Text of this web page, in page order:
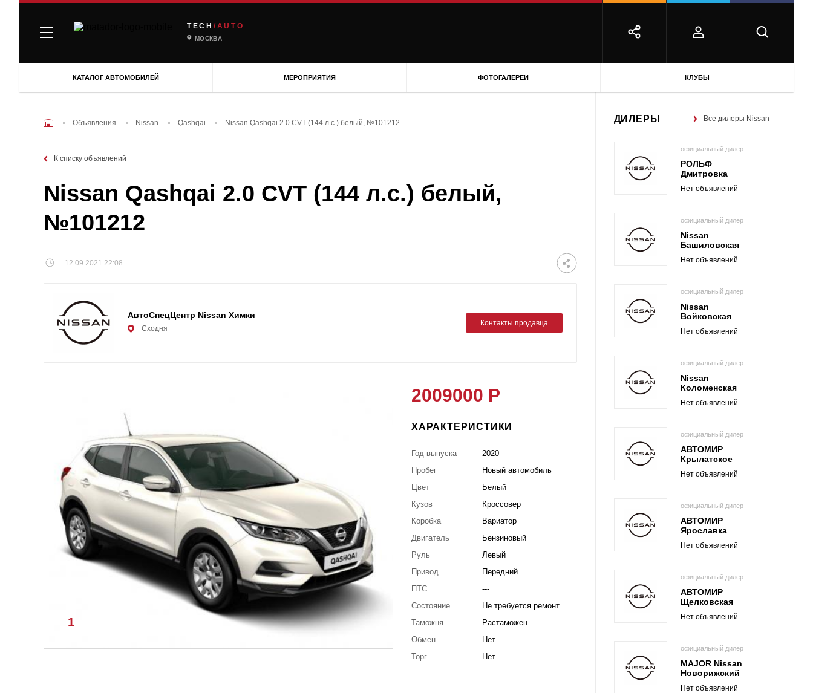
TECH /AUTO
МОСКВА
КАТАЛОГ АВТОМОБИЛЕЙ МЕРОПРИЯТИЯ ФОТОГАЛЕРЕИ КЛУБЫ
Объявления Nissan Qashqai Nissan Qashqai 2.0 CVT (144 л.с.) белый, №101212
К списку объявлений
Nissan Qashqai 2.0 CVT (144 л.с.) белый,
№101212
12.09.2021 22:08
АвтоСпецЦентр Nissan Химки
Сходня
Контакты продавца
1
2009000 Р
ХАРАКТЕРИСТИКИ
Год выпуска
2020
Пробег
Новый автомобиль
Цвет
Белый
Кузов
Кроссовер
Коробка
Вариатор
Двигатель
Бензиновый
Руль
Левый
Привод
Передний
ПТС
---
Состояние
Не требуется ремонт
Таможня
Растаможен
Обмен
Нет
Торг
Нет
ДИЛЕРЫ Все дилеры Nissan
официальный дилер
РОЛЬФ
Дмитровка
Нет объявлений
официальный дилер
Nissan
Башиловская
Нет объявлений
официальный дилер
Nissan
Войковская
Нет объявлений
официальный дилер
Nissan
Коломенская
Нет объявлений
официальный дилер
АВТОМИР
Крылатское
Нет объявлений
официальный дилер
АВТОМИР
Ярославка
Нет объявлений
официальный дилер
АВТОМИР
Щелковская
Нет объявлений
официальный дилер
MAJOR Nissan
Новорижский
Нет объявлений